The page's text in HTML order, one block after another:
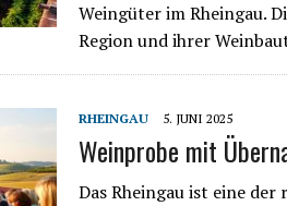
Weingüter im Rheingau.
Region und ihrer
RHEINGAU 5. JUNI 2025
Weinprobe mit
Das Rheingau ist eine